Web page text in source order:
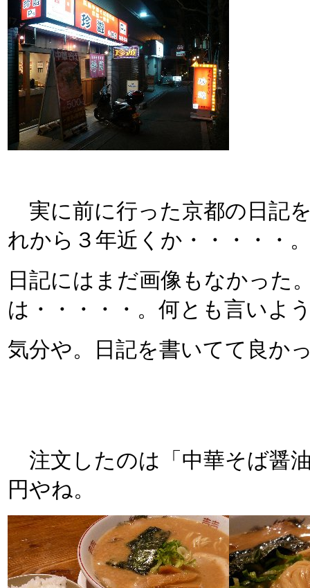
実に前に行った京都の日記
れから３年近くか・・・・・
日記にはまだ画像もなかった
は・・・・・。何とも言いよ
気分や。日記を書いてて良か
注文したのは「中華そば醤
円やね。